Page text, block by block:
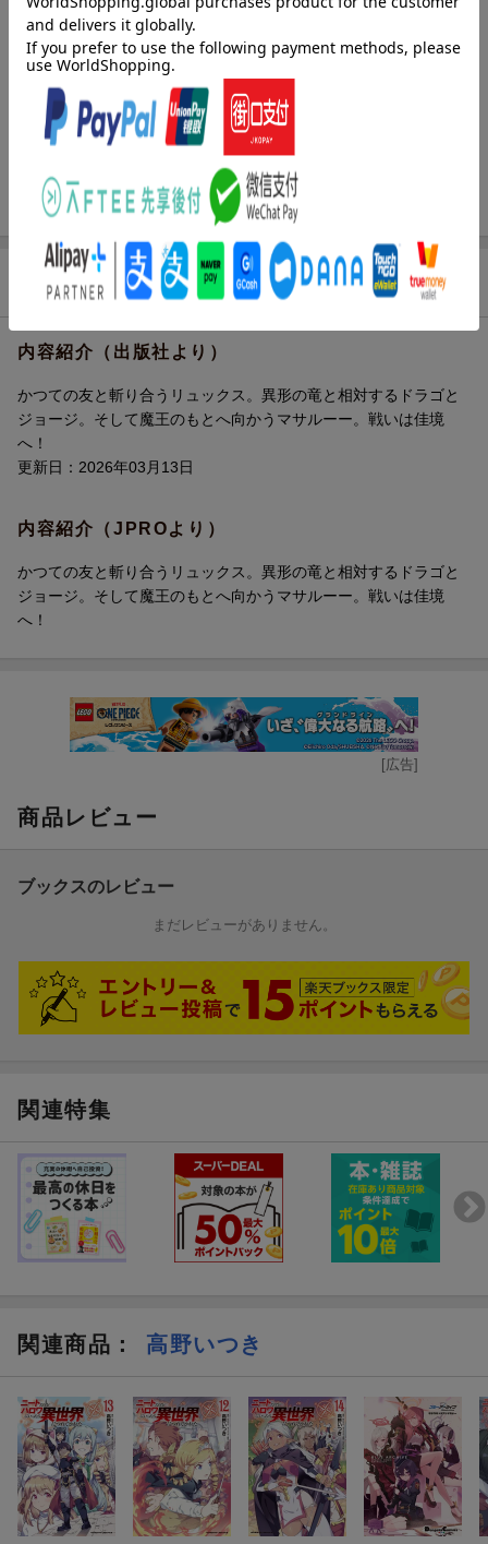
ヴァルキリーコミックス
出版社 キルタイムコミュニケーション
発行形態 コミック
ページ数 194p
ISBN 9784799221693
商品説明
内容紹介（出版社より）
かつての友と斬り合うリュックス。異形の竜と相対するドラゴと
ジョージ。そして魔王のもとへ向かうマサルーー。戦いは佳境
へ！
更新日：2026年03月13日
内容紹介（JPROより）
かつての友と斬り合うリュックス。異形の竜と相対するドラゴと
ジョージ。そして魔王のもとへ向かうマサルーー。戦いは佳境
へ！
[広告]
商品レビュー
ブックスのレビュー
まだレビューがありません。
関連特集
関連商品 ： 高野いつき